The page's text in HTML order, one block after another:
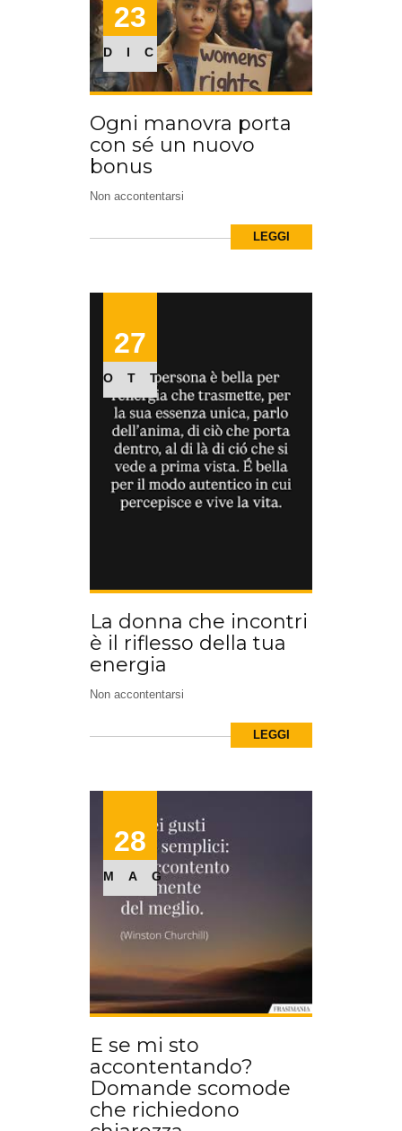
23
DIC
Ogni manovra porta
con sé un nuovo
bonus
Non accontentarsi
LEGGI
27
OTT
La donna che incontri
è il riflesso della tua
energia
Non accontentarsi
LEGGI
28
MAG
E se mi sto
accontentando?
Domande scomode
che richiedono